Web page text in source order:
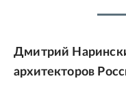
Дмитрий
архитекторов